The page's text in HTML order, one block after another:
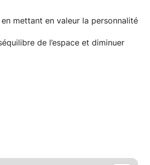
mettant en valeur la personnalité
de l’espace et diminuer